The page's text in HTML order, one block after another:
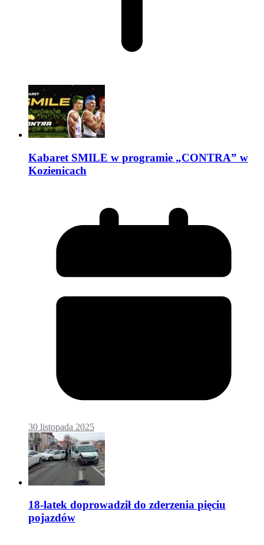
Kabaret SMILE w programie „CONTRA” w
Kozienicach
30 listopada 2025
18-latek doprowadził do zderzenia pięciu
pojazdów